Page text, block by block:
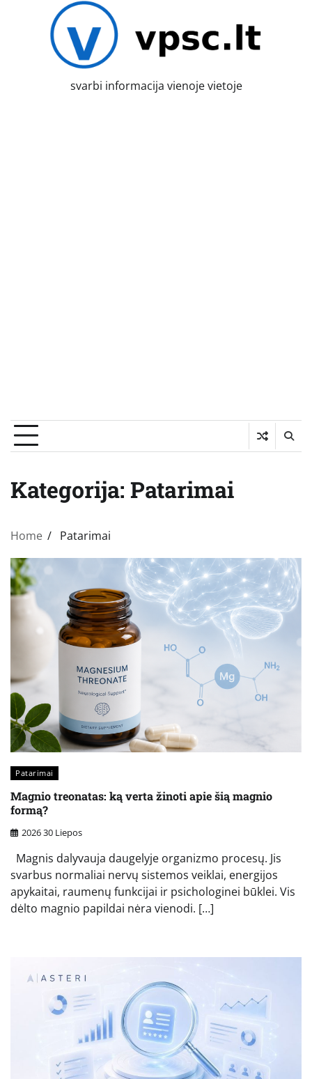
svarbi informacija vienoje vietoje
Kategorija: Patarimai
Home Patarimai
Patarimai
Magnio treonatas: ką verta žinoti apie šią magnio
formą?
2026 30 Liepos
Magnis dalyvauja daugelyje organizmo procesų. Jis
svarbus normaliai nervų sistemos veiklai, energijos
apykaitai, raumenų funkcijai ir psichologinei būklei. Vis
dėlto magnio papildai nėra vienodi. […]